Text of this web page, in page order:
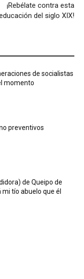
¡Rebélate contra esta
del siglo XIX!
de socialistas
momento
preventivos
de Queipo de
mi tío abuelo que él